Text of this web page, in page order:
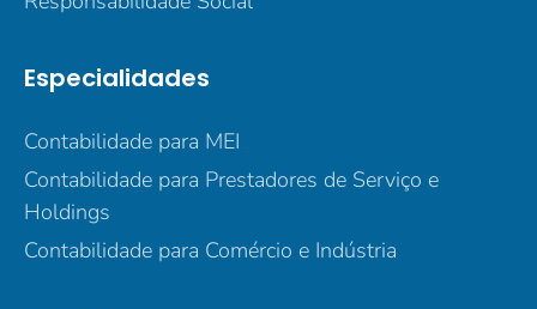
Especialidades
Contabilidade para MEI
Contabilidade para Prestadores de Serviço e
Holdings
Contabilidade para Comércio e Indústria